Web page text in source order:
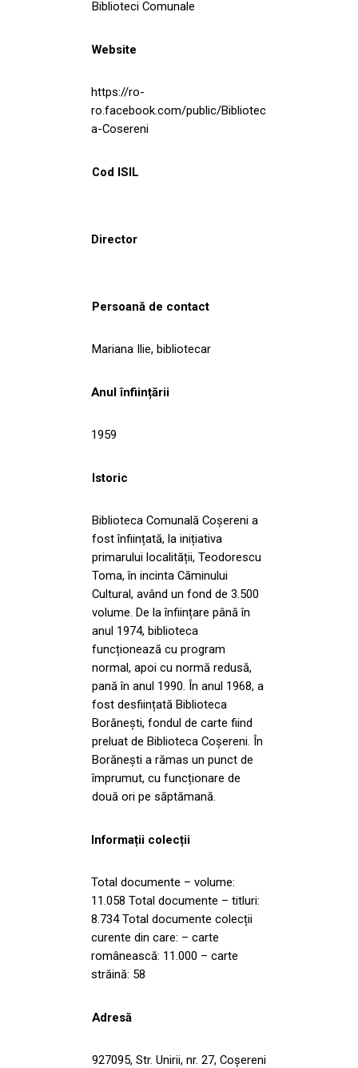
Biblioteci Comunale
Website
https://ro-
ro.facebook.com/public/Bibliotec
a-Cosereni
Cod ISIL
Director
Persoană de contact
Mariana Ilie, bibliotecar
Anul înființării
1959
Istoric
Biblioteca Comunală Coșereni a
fost înființată, la inițiativa
primarului localității, Teodorescu
Toma, în incinta Căminului
Cultural, având un fond de 3.500
volume. De la înființare până în
anul 1974, biblioteca
funcționează cu program
normal, apoi cu normă redusă,
pană în anul 1990. În anul 1968, a
fost desființată Biblioteca
Borănești, fondul de carte fiind
preluat de Biblioteca Coșereni. În
Borănești a rămas un punct de
împrumut, cu funcționare de
două ori pe săptămană.
Informații colecții
Total documente – volume:
11.058 Total documente – titluri:
8.734 Total documente colecții
curente din care: – carte
românească: 11.000 – carte
străină: 58
Adresă
927095, Str. Unirii, nr. 27, Coşereni